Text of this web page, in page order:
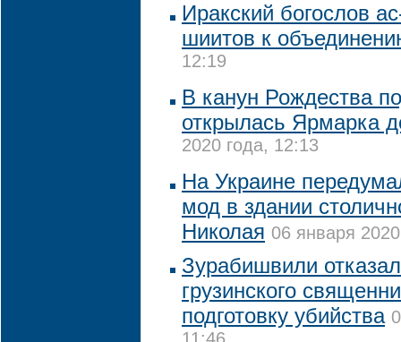
Иракский богослов
шиитов к
12:19
В канун Рождества
открылась Ярмарка
2020 года, 12:13
На Украине
мод в здании
Николая 06 января
Зурабишвили
грузинского
подготовку убийства